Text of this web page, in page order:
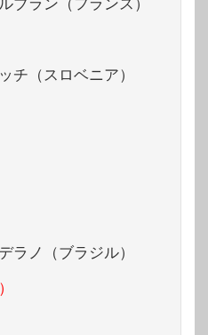
ブラン（フランス）
チ（スロベニア）
ラノ（ブラジル）